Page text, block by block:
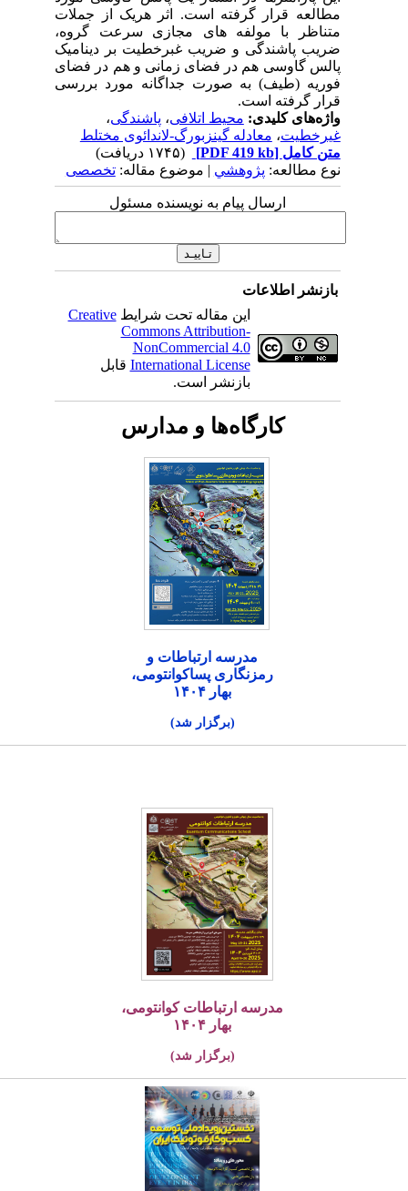
مطالعه قرار گرفته است. اثر هریک از جملات
متناظر با مولفه های مجازی سرعت گروه،
ضریب پاشندگی و ضریب غبرخطیت بر دینامیک
پالس گاوسی هم در فضای زمانی و هم در فضای
فوریه (طیف) به صورت جداگانه مورد بررسی
قرار گرفته است.
واژه‌های کلیدی:محیط اتلافی،پاشندگی،
غیرخطیت،معادله گینزبورگ-لاندائوی مختلط
متن کامل[PDF 419 kb]
نوع مطالعه:پژوهشي| موضوع مقاله:تخصصی
ارسال پیام به نویسنده مسئول
بازنشر اطلاعات
این مقاله تحت شرایطCreative
Commons Attribution-
NonCommercial 4.0
International Licenseقابل
بازنشر است.
کارگاه‌ها و مدارس
مدرسه ارتباطات و
رمزنگاری پساکوانتومی،
بهار ۱۴۰۴
(برگزار شد)
مدرسه ارتباطات کوانتومی،
بهار ۱۴۰۴
(برگزار شد)